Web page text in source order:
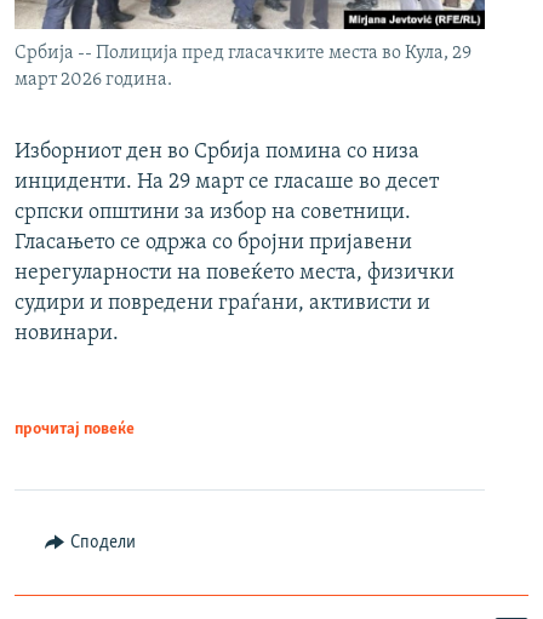
Србија -- Полиција пред гласачките места во Кула, 29
март 2026 година.
Изборниот ден во Србија помина со низа
инциденти. На 29 март се гласаше во десет
српски општини за избор на советници.
Гласањето се одржа со бројни пријавени
нерегуларности на повеќето места, физички
судири и повредени граѓани, активисти и
новинари.
прочитај повеќе
Сподели